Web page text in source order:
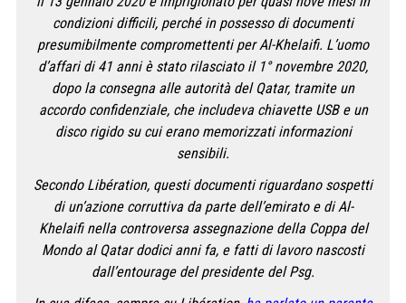
condizioni difficili, perché in possesso di documenti
presumibilmente compromettenti per Al-Khelaifi. L’uomo
d’affari di 41 anni è stato rilasciato il 1° novembre 2020,
dopo la consegna alle autorità del Qatar, tramite un
accordo confidenziale, che includeva chiavette USB e un
disco rigido su cui erano memorizzati informazioni
sensibili.
Secondo Libération, questi documenti riguardano sospetti
di un’azione corruttiva da parte dell’emirato e di Al-
Khelaifi nella controversa assegnazione della Coppa del
Mondo al Qatar dodici anni fa, e fatti di lavoro nascosti
dall’entourage del presidente del Psg.